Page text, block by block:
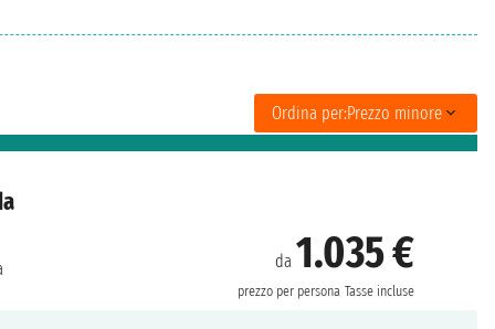
Ordina per:Prezzo minore
da 1.035 €
prezzo per persona Tasse incluse